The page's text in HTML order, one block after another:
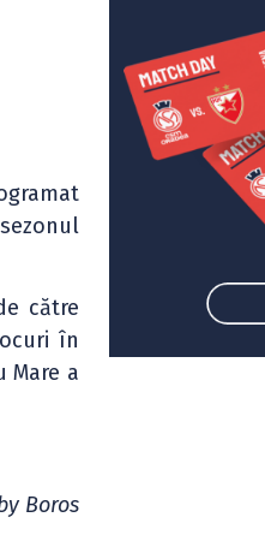
către
în
Mare a
Boros